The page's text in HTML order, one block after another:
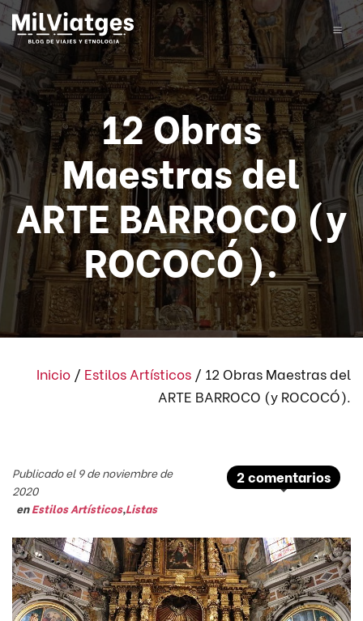
12 Obras
Maestras del
ARTE BARROCO (y
ROCOCÓ).
Inicio / Estilos Artísticos / 12 Obras Maestras del
ARTE BARROCO (y ROCOCÓ).
2 comentarios
Publicado el 9 de noviembre de
2020
enEstilos Artísticos,Listas